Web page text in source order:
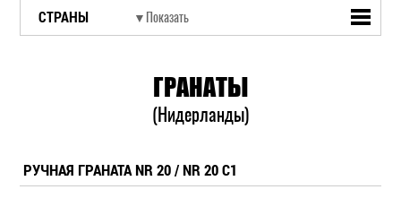
СТРАНЫ
ГРАНАТЫ
(Нидерланды)
РУЧНАЯ ГРАНАТА NR 20 / NR 20 C1